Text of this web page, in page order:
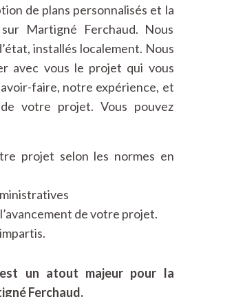
de plans personnalisés et la
Martigné Ferchaud. Nous
installés localement. Nous
avec vous le projet qui vous
faire, notre expérience, et
votre projet. Vous pouvez
projet selon les normes en
de votre projet.
un atout majeur pour la
Ferchaud.